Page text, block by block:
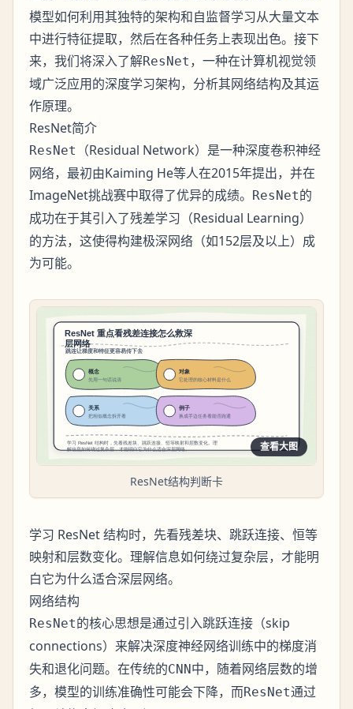
模型如何利用其独特的架构和自监督学习从大量文本
中进行特征提取，然后在各种任务上表现出色。接下
来，我们将深入了解ResNet ，一种在计算机视觉领
域广泛应用的深度学习架构，分析其网络结构及其运
作原理。
ResNet简介
ResNet
（Residual Network）是一种深度卷积神经
网络，最初由Kaiming He等人在2015年提出，并在
ImageNet挑战赛中取得了优异的成绩。
ResNet的
成功在于其引入了残差学习
（Residual Learning）
的方法，这使得构建极深网络（如152层及以上）成
为可能。
查看大图
ResNet结构判断卡
学习 ResNet 结构时，先看残差块、跳跃连接、恒等
映射和层数变化。理解信息如何绕过复杂层，才能明
白它为什么适合深层网络。
网络结构
ResNet的核心思想是通过引入跳跃连接 （skip
connections）来解决深度神经网络训练中的梯度消
失和退化问题。在传统的CNN中，随着网络层数的增
多，模型的训练准确性可能会下降，而ResNet通过